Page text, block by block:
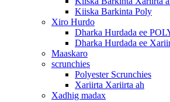
Kiiska Barkinta Poly
Xiro Hurdo
Dharka Hurdada ee
Dharka Hurdada ee
Maaskaro
scrunchies
Polyester Scrunchies
Xariirta Xariirta ah
Xadhig madax